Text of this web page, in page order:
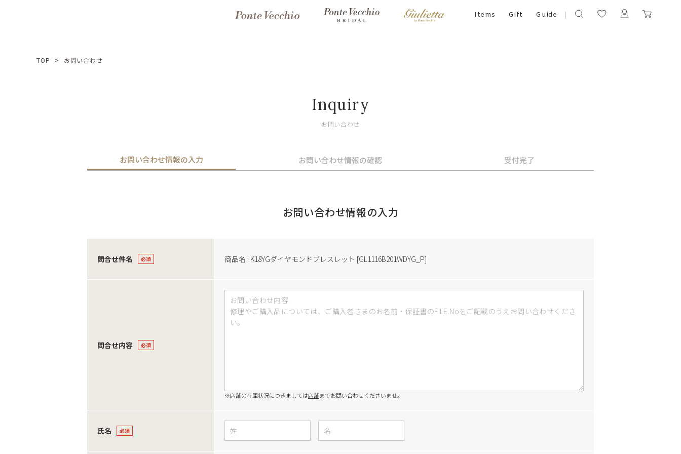
Items Gift Guide
TOP お問い合わせ
Inquiry
お問い合わせ
お問い合わせ情報の入力 お問い合わせ情報の確認 受付完了
お問い合わせ情報の入力
問合せ件名 商品名 : K18YGダイヤモンドブレスレット [GL1116B201WDYG_P]
問合せ内容
※店舗の在庫状況につきましては店舗までお問い合わせくださいませ。
氏名